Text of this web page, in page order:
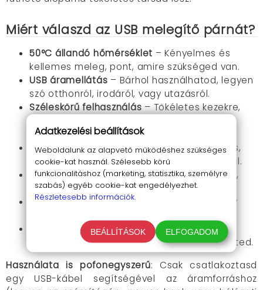
Miért válaszd az USB melegítő párnát?
50°C állandó hőmérséklet – Kényelmes és
kellemes meleg, pont, amire szükséged van.
USB áramellátás – Bárhol használhatod, legyen
szó otthonról, irodáról, vagy utazásról.
Széleskörű felhasználás– Tökéletes kezekre,
fájdalmak enyhítésére.
Túlmelegedés elleni védelem– Biztonságos,
megbízható használat hosszú időn keresztül.
Graphene fűtőszálak– Modern technológia,
ami energiatakarékos és hatékony.
Puha plüss anyag– Kellemes érintés, amely
Könnyen hordozható– Összetekerhető,
könnyen tárolható, bárhová magaddal viheted.
Használata is pofonegyszerű: Csak csatlakoztasd
egy USB-kábel segítségével az áramforráshoz
Adatkezelési beállítások
Weboldalunk az alapvető működéshez szükséges
cookie-kat használ. Szélesebb körű
funkcionalitáshoz (marketing, statisztika, személyre
szabás) egyéb cookie-kat engedélyezhet.
Részletesebb információk.
BEÁLLÍTÁSOK ELFOGADOM